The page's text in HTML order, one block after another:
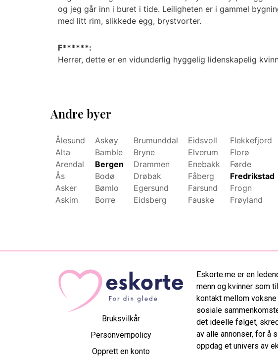
og jeg går inn i buret i tide. Leiligheten er i gammel
med litt rim, slikkede egg, brystvorter.
F******:
Herrer, dette er en vidunderlig hyggelig lidenskapelig
Andre byer
Ålesund
Alta
Arendal
Ås
Asker
Askim
Askøy
Bamble
Bergen
Bodø
Bømlo
Borre
Brumunddal
Bryne
Drammen
Drøbak
Egersund
Eidsberg
Eidsvoll
Elverum
Enebakk
Fåberg
Farsund
Fauske
Flekkefjord
Florø
Førde
Fredrikstad
Frogn
Frøyland
Bruksvilkår
Personvernpolicy
Opprett en konto
Eskorte.me er en
menn og kvinner som
kontakt mellom
sosiale
det ideelle følget,
av alle annonser, for å
oppdag et univers av